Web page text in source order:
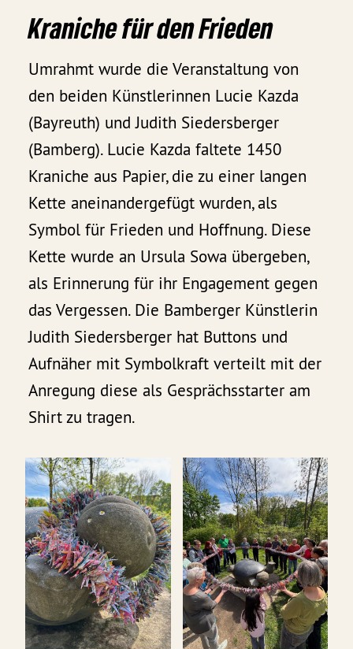
Kraniche für den Frieden
Umrahmt wurde die Veranstaltung von
den beiden Künstlerinnen Lucie Kazda
(Bayreuth) und Judith Siedersberger
(Bamberg). Lucie Kazda faltete 1450
Kraniche aus Papier, die zu einer langen
Kette aneinandergefügt wurden, als
Symbol für Frieden und Hoffnung. Diese
Kette wurde an Ursula Sowa übergeben,
als Erinnerung für ihr Engagement gegen
das Vergessen. Die Bamberger Künstlerin
Judith Siedersberger hat Buttons und
Aufnäher mit Symbolkraft verteilt mit der
Anregung diese als Gesprächsstarter am
Shirt zu tragen.